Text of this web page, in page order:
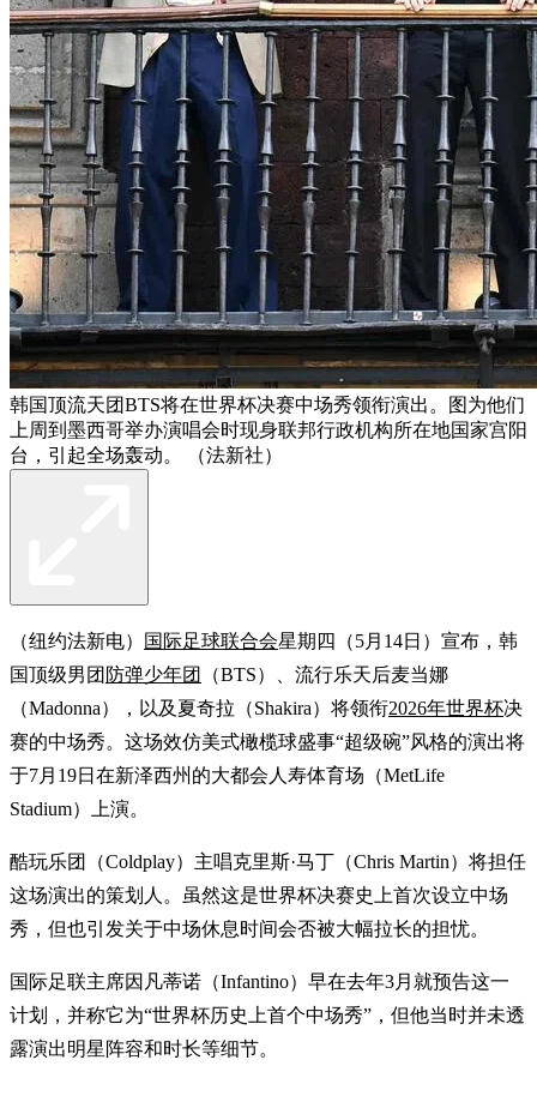
韩国顶流天团BTS将在世界杯决赛中场秀领衔演出。图为他们
上周到墨西哥举办演唱会时现身联邦行政机构所在地国家宫阳
台，引起全场轰动。 （法新社）
（纽约法新电） 国际足球联合会星期四（5月14日）宣布，韩
国顶级男团 防弹少年团
（BTS）、流行乐天后麦当娜
（Madonna），以及夏奇拉（Shakira）将领衔2026年世界杯决
赛的中场秀。这场效仿美式橄榄球盛事“超级碗”风格的演出将
于7月19日在新泽西州的大都会人寿体育场（MetLife
Stadium）上演。
酷玩乐团（Coldplay）主唱克里斯·马丁（Chris Martin）将担任
这场演出的策划人。虽然这是世界杯决赛史上首次设立中场
秀，但也引发关于中场休息时间会否被大幅拉长的担忧。
国际足联主席因凡蒂诺（Infantino）早在去年3月就预告这一
计划，并称它为“世界杯历史上首个中场秀”，但他当时并未透
露演出明星阵容和时长等细节。